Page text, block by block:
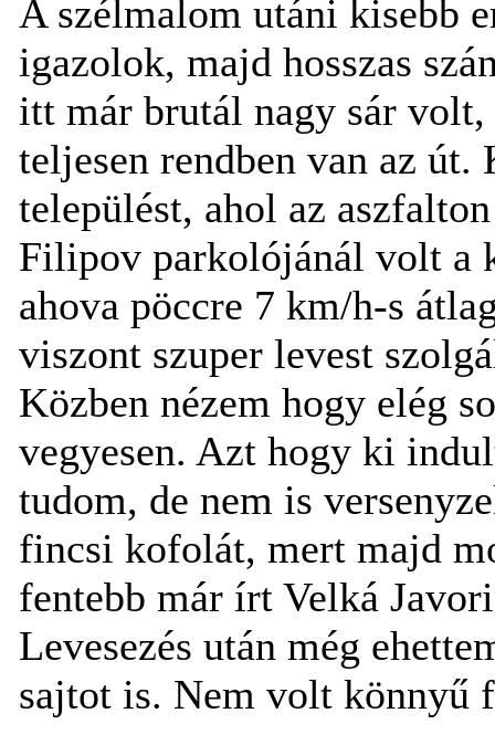
A szélmalom utáni kisebb
igazolok, majd hosszas
itt már brutál nagy sár volt,
teljesen rendben van az
települést, ahol az
Filipov parkolójánál volt a
ahova pöccre 7 km/h-s
viszont szuper levest
Közben nézem hogy elég
vegyesen. Azt hogy ki
tudom, de nem is
fincsi kofolát, mert majd
fentebb már írt Velká
Levesezés után még
sajtot is. Nem volt könnyű